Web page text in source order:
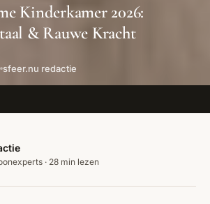
Kinderkamer 2026:
& Rauwe Kracht
sfeer.nu redactie
· 28 min lezen